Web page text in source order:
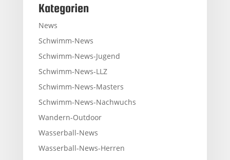
Kategorien
News
Schwimm-News
Schwimm-News-Jugend
Schwimm-News-LLZ
Schwimm-News-Masters
Schwimm-News-Nachwuchs
Wandern-Outdoor
Wasserball-News
Wasserball-News-Herren